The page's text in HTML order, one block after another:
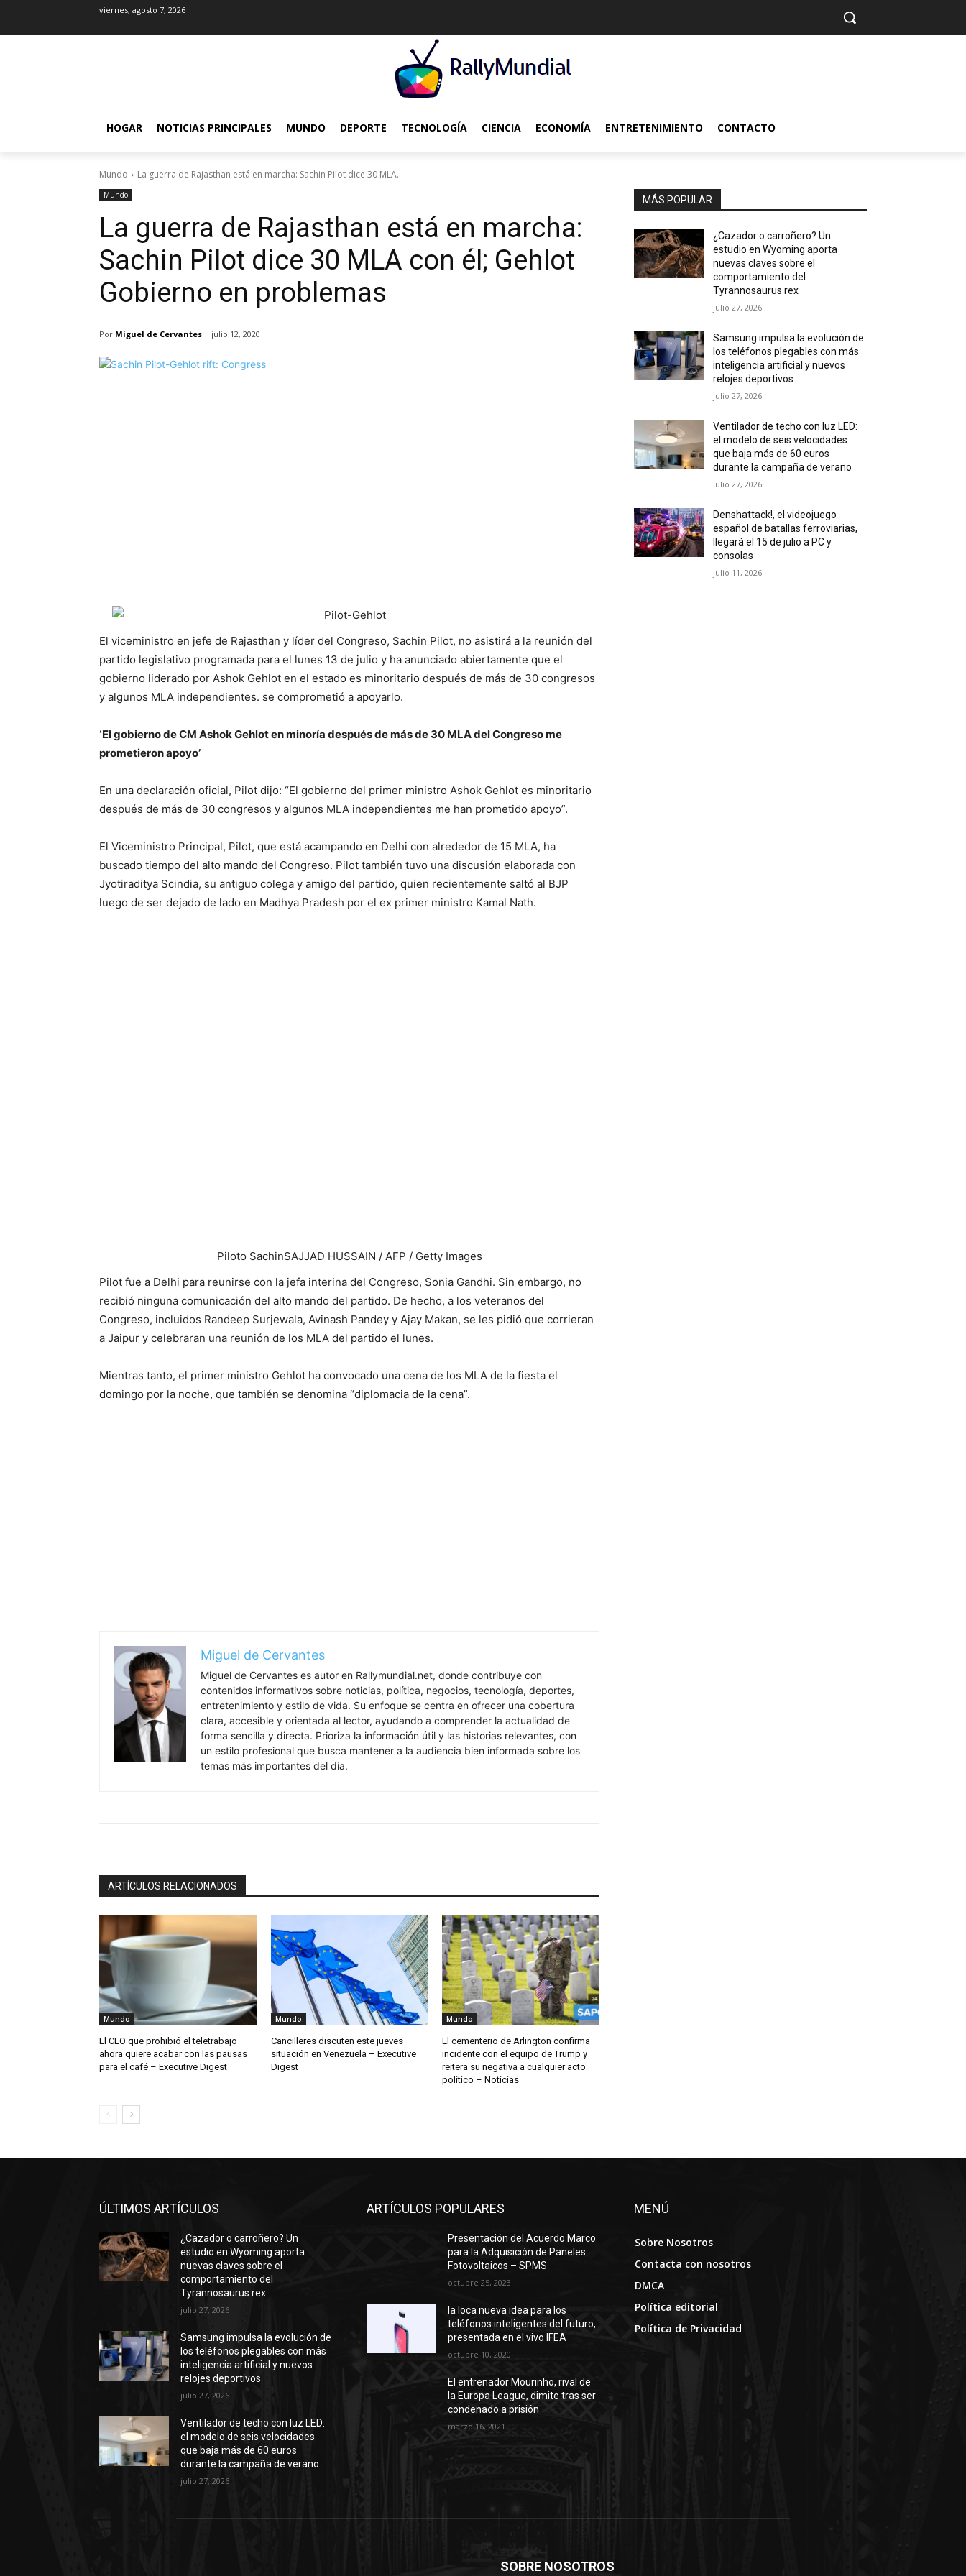
viernes, agosto 7, 2026
HOGAR NOTICIAS PRINCIPALES MUNDO DEPORTE TECNOLOGÍA CIENCIA ECONOMÍA ENTRETENIMIENTO CONTACTO
Mundo La guerra de Rajasthan está en marcha: Sachin Pilot dice 30 MLA...
Mundo
La guerra de Rajasthan está en marcha:
Sachin Pilot dice 30 MLA con él; Gehlot
Gobierno en problemas
Por Miguel de Cervantes julio 12, 2020
El viceministro en jefe de Rajasthan y líder del Congreso, Sachin Pilot, no asistirá a la reunión del
partido legislativo programada para el lunes 13 de julio y ha anunciado abiertamente que el
gobierno liderado por Ashok Gehlot en el estado es minoritario después de más de 30 congresos
y algunos MLA independientes. se comprometió a apoyarlo.
‘El gobierno de CM Ashok Gehlot en minoría después de más de 30 MLA del Congreso me
prometieron apoyo’
En una declaración oficial, Pilot dijo: “El gobierno del primer ministro Ashok Gehlot es minoritario
después de más de 30 congresos y algunos MLA independientes me han prometido apoyo”.
El Viceministro Principal, Pilot, que está acampando en Delhi con alrededor de 15 MLA, ha
buscado tiempo del alto mando del Congreso. Pilot también tuvo una discusión elaborada con
Jyotiraditya Scindia, su antiguo colega y amigo del partido, quien recientemente saltó al BJP
luego de ser dejado de lado en Madhya Pradesh por el ex primer ministro Kamal Nath.
Piloto SachinSAJJAD HUSSAIN / AFP / Getty Images
Pilot fue a Delhi para reunirse con la jefa interina del Congreso, Sonia Gandhi. Sin embargo, no
recibió ninguna comunicación del alto mando del partido. De hecho, a los veteranos del
Congreso, incluidos Randeep Surjewala, Avinash Pandey y Ajay Makan, se les pidió que corrieran
a Jaipur y celebraran una reunión de los MLA del partido el lunes.
Mientras tanto, el primer ministro Gehlot ha convocado una cena de los MLA de la fiesta el
domingo por la noche, que también se denomina “diplomacia de la cena”.
Miguel de Cervantes
Miguel de Cervantes es autor en Rallymundial.net, donde contribuye con
contenidos informativos sobre noticias, política, negocios, tecnología, deportes,
entretenimiento y estilo de vida. Su enfoque se centra en ofrecer una cobertura
clara, accesible y orientada al lector, ayudando a comprender la actualidad de
forma sencilla y directa. Prioriza la información útil y las historias relevantes, con
un estilo profesional que busca mantener a la audiencia bien informada sobre los
temas más importantes del día.
ARTÍCULOS RELACIONADOS
Mundo
El CEO que prohibió el teletrabajo
ahora quiere acabar con las pausas
para el café – Executive Digest
Mundo
Cancilleres discuten este jueves
situación en Venezuela – Executive
Digest
Mundo
El cementerio de Arlington confirma
incidente con el equipo de Trump y
reitera su negativa a cualquier acto
político – Noticias
MÁS POPULAR
¿Cazador o carroñero? Un
estudio en Wyoming aporta
nuevas claves sobre el
comportamiento del
Tyrannosaurus rex
julio 27, 2026
Samsung impulsa la evolución de
los teléfonos plegables con más
inteligencia artificial y nuevos
relojes deportivos
julio 27, 2026
Ventilador de techo con luz LED:
el modelo de seis velocidades
que baja más de 60 euros
durante la campaña de verano
julio 27, 2026
Denshattack!, el videojuego
español de batallas ferroviarias,
llegará el 15 de julio a PC y
consolas
julio 11, 2026
ÚLTIMOS ARTÍCULOS
¿Cazador o carroñero? Un
estudio en Wyoming aporta
nuevas claves sobre el
comportamiento del
Tyrannosaurus rex
julio 27, 2026
Samsung impulsa la evolución de
los teléfonos plegables con más
inteligencia artificial y nuevos
relojes deportivos
julio 27, 2026
Ventilador de techo con luz LED:
el modelo de seis velocidades
que baja más de 60 euros
durante la campaña de verano
julio 27, 2026
ARTÍCULOS POPULARES
Presentación del Acuerdo Marco
para la Adquisición de Paneles
Fotovoltaicos – SPMS
octubre 25, 2023
la loca nueva idea para los
teléfonos inteligentes del futuro,
presentada en el vivo IFEA
octubre 10, 2020
El entrenador Mourinho, rival de
la Europa League, dimite tras ser
condenado a prisión
marzo 16, 2021
MENÚ
Sobre Nosotros
Contacta con nosotros
DMCA
Política editorial
Política de Privacidad
SOBRE NOSOTROS